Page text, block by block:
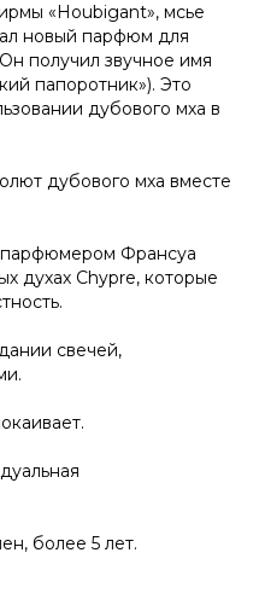
«Houbigant», мсье
новый парфюм для
получил звучное имя
папоротник»). Это
дубового мха в
дубового мха вместе
парфюмером Франсуа
духах Chypre, которые
свечей,
более 5 лет.